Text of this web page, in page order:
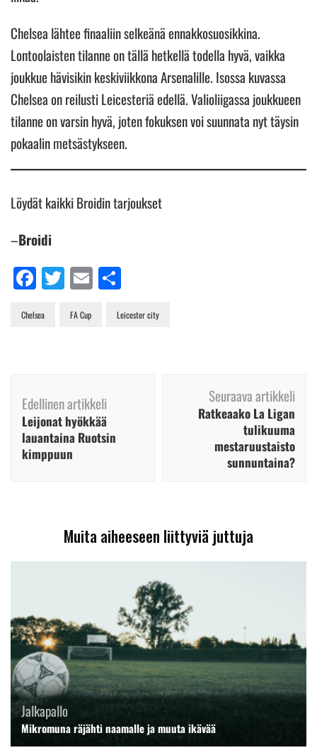
Chelsea lähtee finaaliin selkeänä ennakkosuosikkina.
Lontoolaisten tilanne on tällä hetkellä todella hyvä, vaikka
joukkue hävisikin keskiviikkona Arsenalille. Isossa kuvassa
Chelsea on reilusti Leicesteriä edellä. Valioliigassa joukkueen
tilanne on varsin hyvä, joten fokuksen voi suunnata nyt täysin
pokaalin metsästykseen.
Löydät kaikki Broidin tarjoukset
–Broidi
Facebook
Twitter
Email
Chelsea FA Cup Leicester city
selaus
Edellinen artikkeli
Leijonat hyökkää
lauantaina Ruotsin
kimppuun
Seuraava artikkeli
Ratkeaako La Ligan
tulikuuma
mestaruustaisto
sunnuntaina?
Muita aiheeseen liittyviä juttuja
Jalkapallo
Mikromuna räjähti naamalle ja muuta ikävää